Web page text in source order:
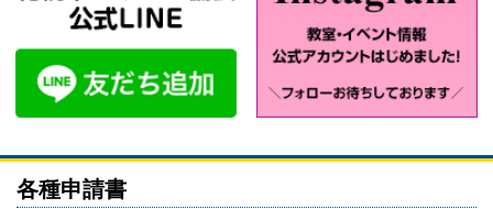
各種申請書